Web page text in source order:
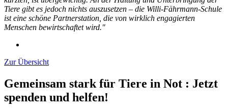
Tiere gibt es jedoch nichts auszusetzen – die Willi-Fährmann-Schule
ist eine schöne Partnerstation, die von wirklich engagierten
Menschen bewirtschaftet wird."
Zur Übersicht
Gemeinsam stark für Tiere in Not : Jetzt
spenden und helfen!